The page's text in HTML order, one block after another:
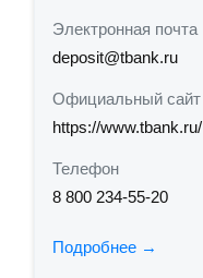
Электронная почта
deposit@tbank.ru
Официальный сайт
https://www.tbank.ru/
Телефон
8 800 234‑55‑20
Подробнее →